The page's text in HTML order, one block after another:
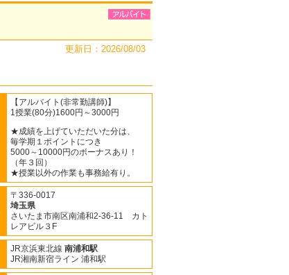
更新日：2026/08/03
【アルバイト(非常勤講師)】
1授業(80分)1600円～3000円
★成績を上げていただいた分は、
毎学期１ポイントにつき
5000～10000円のボーナスあり！
（年３回）
★授業以外の作業も事務給有り。
〒336-0017
埼玉県
さいたま市南区南浦和2-36-11 カト
レアビル３F
JR京浜東北線 南浦和駅
JR湘南新宿ライン 浦和駅